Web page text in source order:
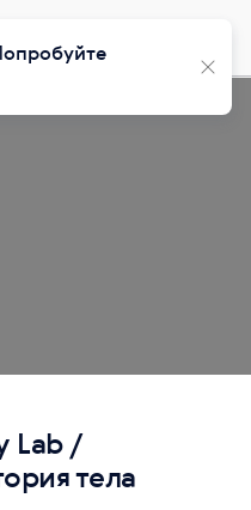
Lab /
тела